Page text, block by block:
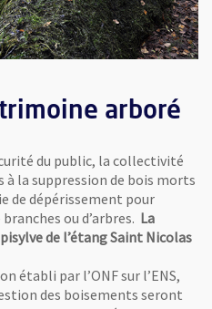
arboré
du public, la collectivité
à la suppression de bois morts
de dépérissement pour
ou d’arbres. La
de l’étang Saint Nicolas
établi par l’ONF sur l’ENS,
des boisements seront